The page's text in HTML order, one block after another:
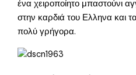
ένα χειροποίητο μπαστούνι
στην καρδιά του Ελληνα και
πολύ γρήγορα.